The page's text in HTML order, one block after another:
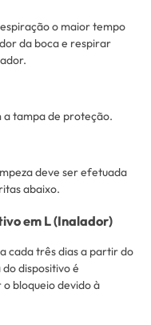
o maior tempo
da boca e respirar
a tampa de proteção.
deve ser efetuada
abaixo.
em L (Inalador)
cada três dias a partir do
dispositivo é
bloqueio devido à